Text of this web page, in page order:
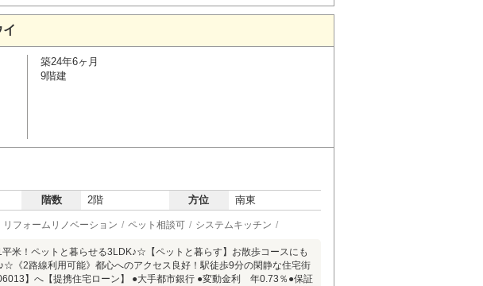
築24年6ヶ月
9階建
階数 2階 方位 南東
リフォームリノベーション ペット相談可 システムキッチン
米！ペットと暮らせる3LDK♪☆【ペットと暮らす】お散歩コースにも
《2路線利用可能》都心へのアクセス良好！駅徒歩9分の閑静な住宅街
】へ【提携住宅ローン】 ●大手都市銀行 ●変動金利 年0.73％●保証